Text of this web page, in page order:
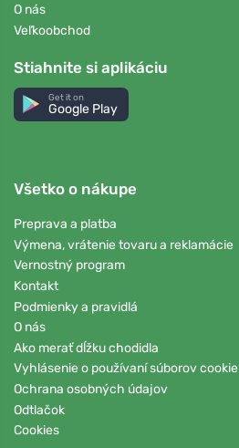
O nás
Veľkoobchod
Stiahnite si aplikáciu
Get it on
Google Play
Všetko o nákupe
Preprava a platba
Výmena, vrátenie tovaru a reklamácie
Vernostný program
Kontakt
Podmienky a pravidlá
O nás
Ako merať dĺžku chodidla
Vyhlásenie o používaní súborov cookie
Ochrana osobných údajov
Odtlačok
Cookies